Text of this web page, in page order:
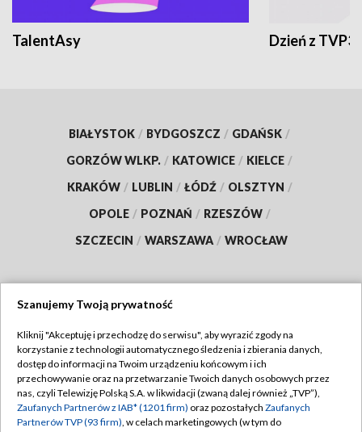
TalentAsy Dzień z TVP3
BIAŁYSTOK / BYDGOSZCZ / GDAŃSK /
GORZÓW WLKP. / KATOWICE / KIELCE /
KRAKÓW / LUBLIN / ŁÓDŹ / OLSZTYN /
OPOLE / POZNAŃ / RZESZÓW /
SZCZECIN / WARSZAWA / WROCŁAW
TVP
Abonament TVP
Emisja w TVP
Regulamin TVP
Polityka prywatności
Szanujemy Twoją prywatność
Kliknij "Akceptuję i przechodzę do serwisu", aby wyrazić zgody na
korzystanie z technologii automatycznego śledzenia i zbierania danych,
dostęp do informacji na Twoim urządzeniu końcowym i ich
przechowywanie oraz na przetwarzanie Twoich danych osobowych przez
nas, czyli Telewizję Polską S.A. w likwidacji (zwaną dalej również „TVP”),
Zaufanych Partnerów z IAB* (1201 firm) oraz pozostałych Zaufanych
Partnerów TVP (93 firm), w celach marketingowych (w tym do